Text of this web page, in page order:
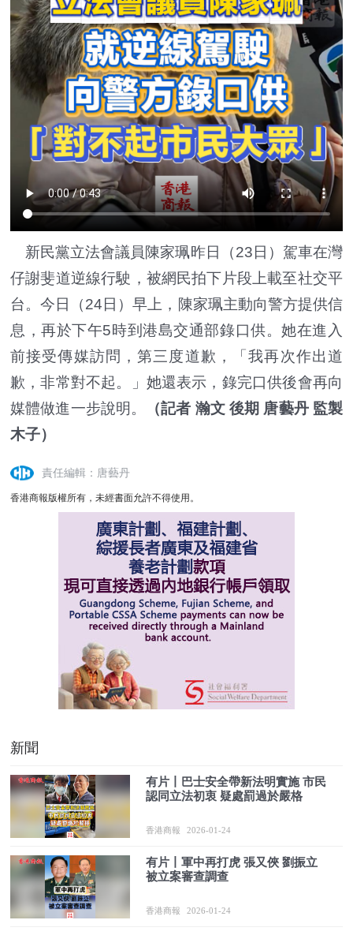
新民黨立法會議員陳家珮昨日（23日）駕車在灣
仔謝斐道逆線行駛，被網民拍下片段上載至社交平
台。今日（24日）早上，陳家珮主動向警方提供信
息，再於下午5時到港島交通部錄口供。她在進入
前接受傳媒訪問，第三度道歉，「我再次作出道
歉，非常對不起。」她還表示，錄完口供後會再向
媒體做進一步說明。
（記者 瀚文 後期 唐藝丹 監製
木子）
責任編輯：唐藝丹
香港商報版權所有，未經書面允許不得使用。
新聞
有片丨巴士安全帶新法明實施 市民
認同立法初衷 疑處罰過於嚴格
香港商報 2026-01-24
有片丨軍中再打虎 張又俠 劉振立
被立案審查調查
香港商報 2026-01-24